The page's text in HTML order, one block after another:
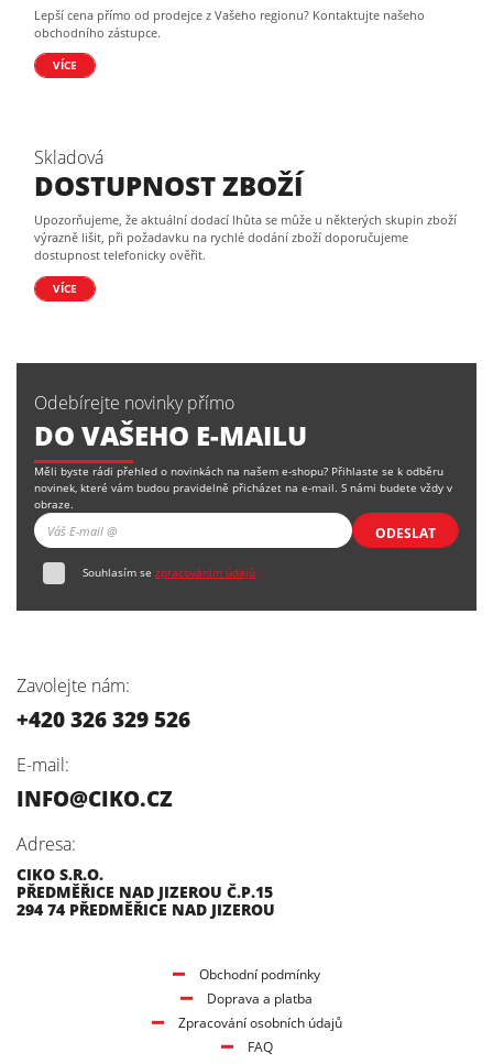
Lepší cena přímo od prodejce z Vašeho regionu? Kontaktujte našeho
obchodního zástupce.
VÍCE
Skladová
DOSTUPNOST ZBOŽÍ
Upozorňujeme, že aktuální dodací lhůta se může u některých skupin zboží
výrazně lišit, při požadavku na rychlé dodání zboží doporučujeme
dostupnost telefonicky ověřit.
VÍCE
Odebírejte novinky přímo
DO VAŠEHO E-MAILU
Měli byste rádi přehled o novinkách na našem e-shopu? Přihlaste se k odběru
novinek, které vám budou pravidelně přicházet na e-mail. S námi budete vždy v
obraze.
ODESLAT
Souhlasím se zpracováním údajů
Zavolejte nám:
+420 326 329 526
E-mail:
INFO@CIKO.CZ
Adresa:
CIKO S.R.O.
PŘEDMĚŘICE NAD JIZEROU Č.P.15
294 74 PŘEDMĚŘICE NAD JIZEROU
Obchodní podmínky
Doprava a platba
Zpracování osobních údajů
FAQ